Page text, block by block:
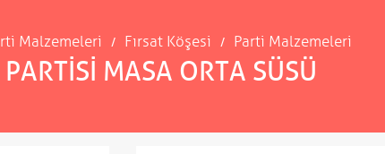
Malzemeleri Fırsat Köşesi Parti Malzemeleri
PARTISI MASA ORTA SÜSÜ